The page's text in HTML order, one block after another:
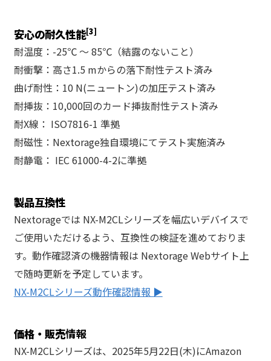
安心の耐久性能[3]
耐温度：-25℃ ～ 85℃（結露のないこと）
耐衝撃：高さ1.5 mからの落下耐性テスト済み
曲げ耐性：10 N(ニュートン)の加圧テスト済み
耐挿抜：10,000回のカード挿抜耐性テスト済み
耐X線： ISO7816-1 準拠
耐磁性：Nextorage独自環境にてテスト実施済み
耐静電： IEC 61000-4-2に準拠
製品互換性
Nextorageでは NX-M2CLシリーズを幅広いデバイスで
ご使用いただけるよう、互換性の検証を進めておりま
す。動作確認済の機器情報は Nextorage Webサイト上
で随時更新を予定しています。
NX-M2CLシリーズ動作確認情報 ▶
価格・販売情報
NX-M2CLシリーズは、2025年5月22日(木)にAmazon